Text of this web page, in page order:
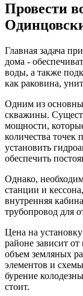
Провести
Главная задача
дома -
воды, а также
как раковина,
Одним из
скважины.
мощности,
количества точек
установить
обеспечить
Однако,
станции и
внутренняя
трубопровод для
Цена на
районе зависит
объем земляных
элементов и
бурение
стоит.